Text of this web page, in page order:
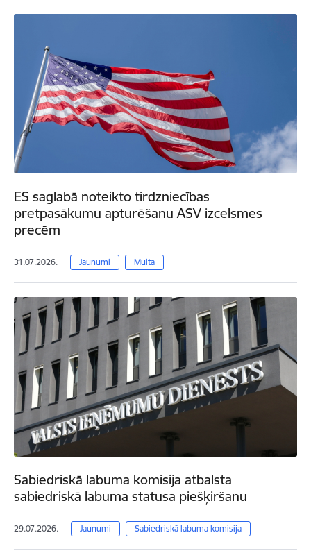
ES saglabā noteikto tirdzniecības
pretpasākumu apturēšanu ASV izcelsmes
precēm
31.07.2026. Jaunumi Muita
Sabiedriskā labuma komisija atbalsta
sabiedriskā labuma statusa piešķiršanu
29.07.2026. Jaunumi Sabiedriskā labuma komisija